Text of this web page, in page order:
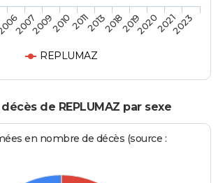
REPLUMAZ
2007200920102011201320182019202020212023
de REPLUMAZ par sexe
en nombre de décès (source :